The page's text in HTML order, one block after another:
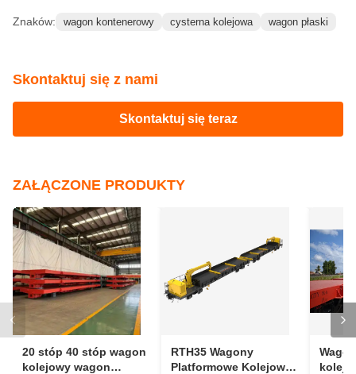
Znaków: wagon kontenerowy cysterna kolejowa wagon płaski
Skontaktuj się z nami
Skontaktuj się teraz
ZAŁĄCZONE PRODUKTY
20 stóp 40 stóp wagon
kolejowy wagon
RTH35 Wagony
Platformowe Kolejowe